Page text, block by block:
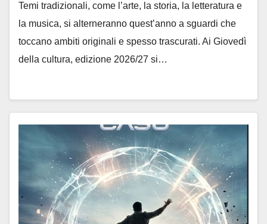
Temi tradizionali, come l’arte, la storia, la letteratura e
la musica, si alterneranno quest’anno a sguardi che
toccano ambiti originali e spesso trascurati. Ai Giovedì
della cultura, edizione 2026/27 si…